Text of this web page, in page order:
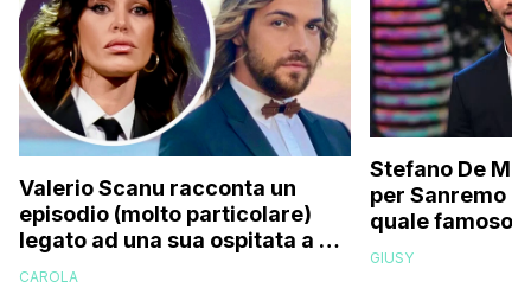
Valerio Scanu racconta un
episodio (molto particolare)
legato ad una sua ospitata a Le
Iene mai andata in onda: “Belen
CAROLA
Stefano De
per Sanremo
quale famoso
relativo
GIUSY